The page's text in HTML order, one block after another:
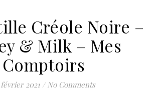
Créole Noire –
& Milk – Mes
Comptoirs
février 2021 / No Comments